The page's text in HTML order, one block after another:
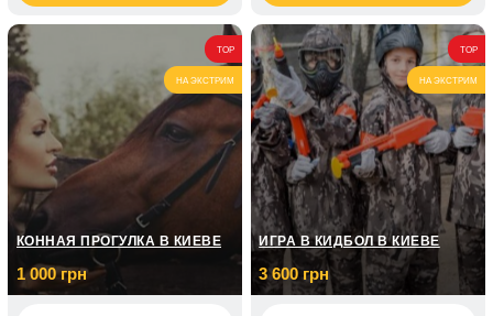
грн
6 чел. / 2 часа
4 800
грн
часов/200 шаров
грн
6 чел. / от 1 до 2
часов/300 шаров
4 500
грн
6 чел. / от 1 до 2
часов/500 шаров
6 000
грн
TOP
НА ЭКСТРИМ
КОННАЯ ПРОГУЛКА В КИЕВЕ
1 000 грн
TOP
НА ЭКСТРИМ
ИГРА В КИДБОЛ В КИЕВЕ
3 600 грн